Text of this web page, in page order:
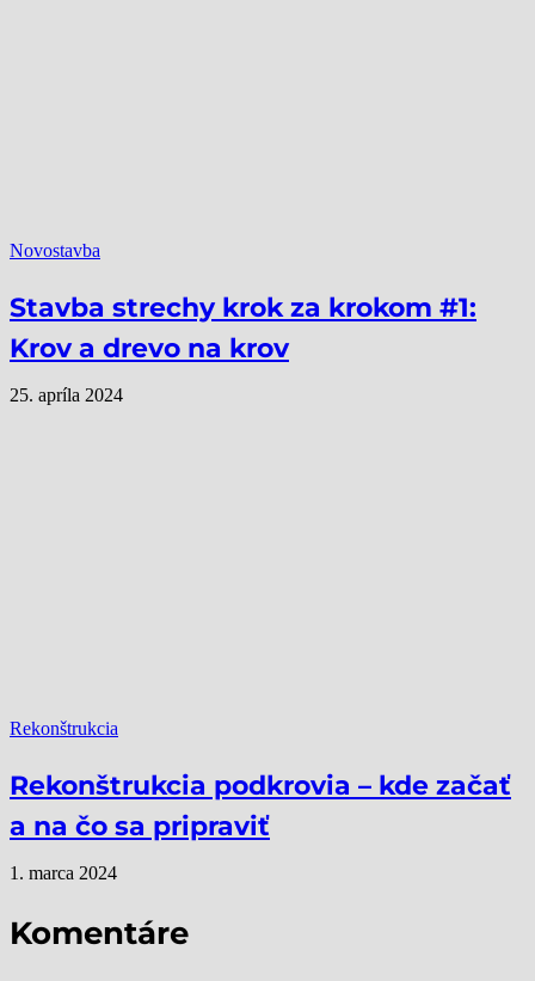
Novostavba
Stavba strechy krok za krokom #1:
Krov a drevo na krov
25. apríla 2024
Rekonštrukcia
Rekonštrukcia podkrovia – kde začať
a na čo sa pripraviť
1. marca 2024
Komentáre